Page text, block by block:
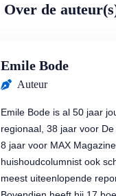
Over de
Emile Bode
Auteur
Emile Bode is al 50 jaar
regionaal, 38 jaar voor
8 jaar voor MAX
huishoudcolumnist ook
meest uiteenlopende